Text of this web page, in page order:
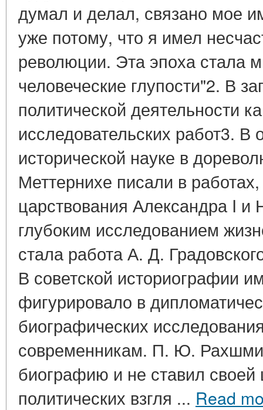
думал и делал, связано мое
уже потому, что я имел
революции. Эта эпоха стала
человеческие глупости"2. В
политической деятельности
исследовательских работ3. В
исторической науке в
Меттернихе писали в
царствования Александра I
глубоким исследованием
стала работа А. Д.
В советской историографии
фигурировало в
биографических
современникам. П. Ю.
биографию и не ставил
политических взгля ... Read